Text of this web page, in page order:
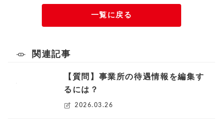
一覧に戻る
関連記事
【質問】事業所の待遇情報を編集す
るには？
2026.03.26